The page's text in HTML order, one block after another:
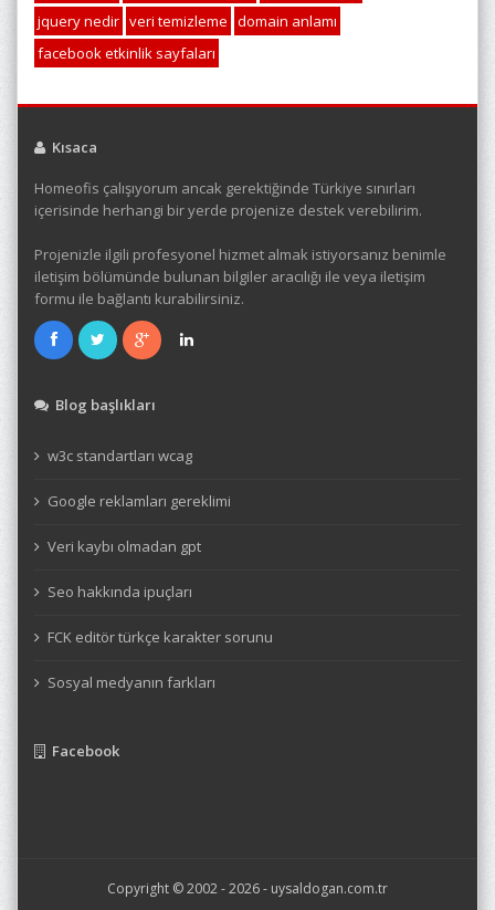
jquery nedir veri temizleme domain anlamı
facebook etkinlik sayfaları
Kısaca
Homeofis çalışıyorum ancak gerektiğinde Türkiye sınırları
içerisinde herhangi bir yerde projenize destek verebilirim.
Projenizle ilgili profesyonel hizmet almak istiyorsanız benimle
iletişim bölümünde bulunan bilgiler aracılığı ile veya iletişim
formu ile bağlantı kurabilirsiniz.
Blog başlıkları
w3c standartları wcag
Google reklamları gereklimi
Veri kaybı olmadan gpt
Seo hakkında ipuçları
FCK editör türkçe karakter sorunu
Sosyal medyanın farkları
Facebook
Copyright © 2002 - 2026 - uysaldogan.com.tr